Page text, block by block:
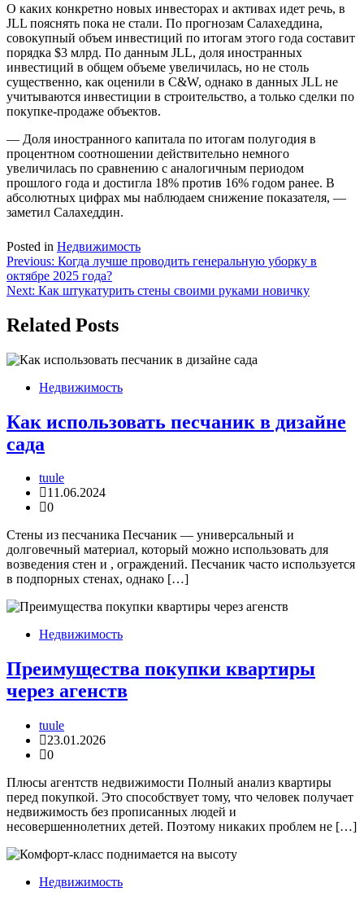
О каких конкретно новых инвесторах и активах идет речь, в
JLL пояснять пока не стали. По прогнозам Салахеддина,
совокупный объем инвестиций по итогам этого года составит
порядка $3 млрд. По данным JLL, доля иностранных
инвестиций в общем объеме увеличилась, но не столь
существенно, как оценили в C&W, однако в данных JLL не
учитываются инвестиции в строительство, а только сделки по
покупке-продаже объектов.
— Доля иностранного капитала по итогам полугодия в
процентном соотношении действительно немного
увеличилась по сравнению с аналогичным периодом
прошлого года и достигла 18% против 16% годом ранее. В
абсолютных цифрах мы наблюдаем снижение показателя, —
заметил Салахеддин.
Posted in Недвижимость
Навигация
по
Previous: Когда лучше проводить генеральную уборку в
октябре 2025 года?
Next: Как штукатурить стены своими руками новичку
Related Posts
Недвижимость
Как использовать песчаник в дизайне
сада
tuule
11.06.2024
0
Стены из песчаника Песчаник — универсальный и
долговечный материал, который можно использовать для
возведения стен и , ограждений. Песчаник часто используется
в подпорных стенах, однако […]
Недвижимость
Преимущества покупки квартиры
через агенств
tuule
23.01.2026
0
Плюсы агентств недвижимости Полный анализ квартиры
перед покупкой. Это способствует тому, что человек получает
недвижимость без прописанных людей и
несовершеннолетних детей. Поэтому никаких проблем не […]
Недвижимость